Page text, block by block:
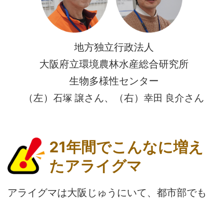
地方独立行政法人
大阪府立環境農林水産総合研究所
生物多様性センター
（左）石塚 譲さん、（右）幸田 良介さん
21年間でこんなに増え
たアライグマ
アライグマは大阪じゅうにいて、都市部でも